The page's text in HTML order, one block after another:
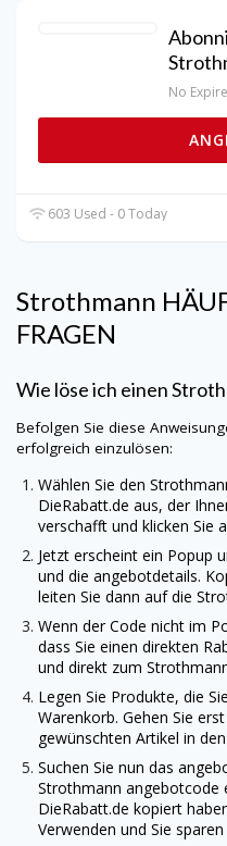
No
603 Used - 0 Today
Strothmann
FRAGEN
Wie löse ich einen
Befolgen Sie diese
erfolgreich einzulösen:
Wählen Sie den
DieRabatt.de aus, der
verschafft und klicken Sie
Jetzt erscheint ein Popup
und die angebotdetails.
leiten Sie dann auf die
Wenn der Code nicht im
dass Sie einen direkten
und direkt zum
Legen Sie Produkte, die
Warenkorb. Gehen Sie
gewünschten Artikel in
Suchen Sie nun das
Strothmann angebotcode
DieRabatt.de kopiert
Verwenden und Sie